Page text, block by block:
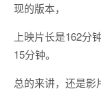
现的版本，
上映片长是162分
15分钟。
总的来讲，还是影